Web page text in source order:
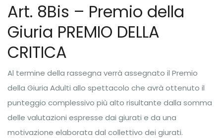
Art. 8Bis – Premio della
Giuria PREMIO DELLA
CRITICA
Al termine della rassegna verrà assegnato il Premio
della Giuria Adulti allo spettacolo che avrà ottenuto il
punteggio complessivo più alto risultante dalla somma
delle valutazioni espresse dai giurati e da una
motivazione elaborata dal collettivo dei giurati.